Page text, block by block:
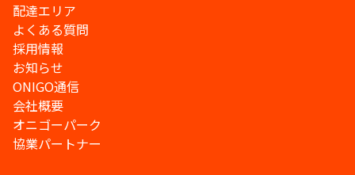
配達エリア
よくある質問
採用情報
お知らせ
ONIGO通信
会社概要
オニゴーパーク
協業パートナー